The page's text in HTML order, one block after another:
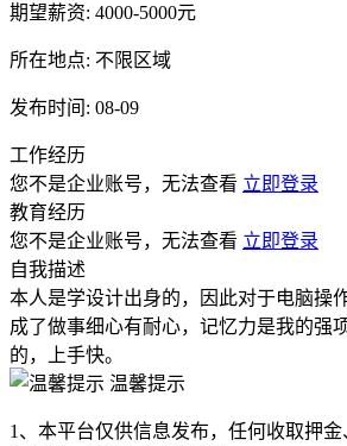
期望薪资: 4000-5000元
所在地点: 不限区域
发布时间: 08-09
工作经历
您不是企业账号，无法查看 立即登录
教育经历
您不是企业账号，无法查看 立即登录
自我描述
本人是学设计出身的，因此对于电脑操
成了做事细心有耐心，记忆力是我的强
的，上手快。
温馨提示
1、本平台仅供信息发布，任何收取押